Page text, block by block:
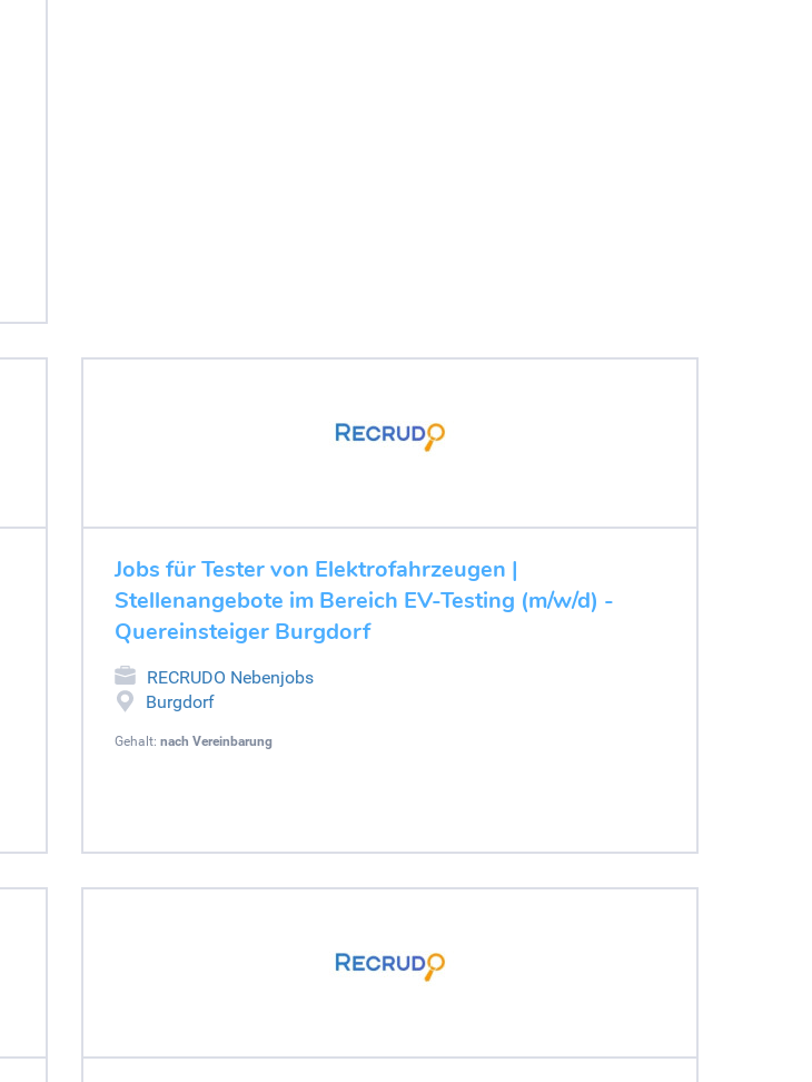
Jobs für Tester von Elektrofahrzeugen |
Stellenangebote im Bereich EV-Testing (m/w/d) -
Quereinsteiger Burgdorf
RECRUDO Nebenjobs
Burgdorf
Gehalt: nach Vereinbarung